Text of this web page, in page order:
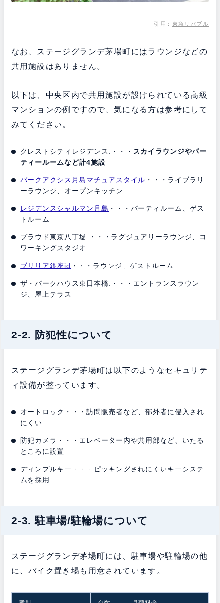
引用： 東急リバブル
なお、ステージグランデ茅場町にはラウンジなどの
共用施設はありません。
以下は、中央区内で共用施設が設けられている高級
マンションの例ですので、気になる方は参考にして
みてください。
クレストシティレジデンス.・・・ スカイラウンジやパー
ティールームなど計4施設
パークアクシス月島マチュアスタイル ・・・ライブラリ
ーラウンジ、オープンキッチン
レジデンスシャルマン月島 ・・・パーティルーム、ゲス
トルーム
プラウド東京八丁堀.・・・ラグジュアリーラウンジ、コ
ワーキングスタジオ
ブリリア銀座id ・・・ラウンジ、ゲストルーム
ザ・パークハウス東日本橋.・・・エントランスラウン
ジ、屋上テラス
2-2. 防犯性について
ステージグランデ茅場町は以下のようなセキュリテ
ィ設備が整っています。
オートロック・・・訪問販売者など、部外者に侵入され
にくい
防犯カメラ・・・エレベーター内や共用部など、いたる
ところに設置
ディンプルキー・・・ピッキングされにくいキーシステ
ムを採用
2-3. 駐車場/駐輪場について
ステージグランデ茅場町には、駐車場や駐輪場の他
に、バイク置き場も用意されています。